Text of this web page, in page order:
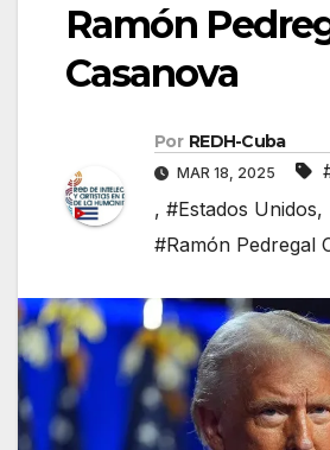
Ramón
Casanova
Por REDH-Cuba
MAR 18, 2025
, #Estados Unidos,
#Ramón Pedregal